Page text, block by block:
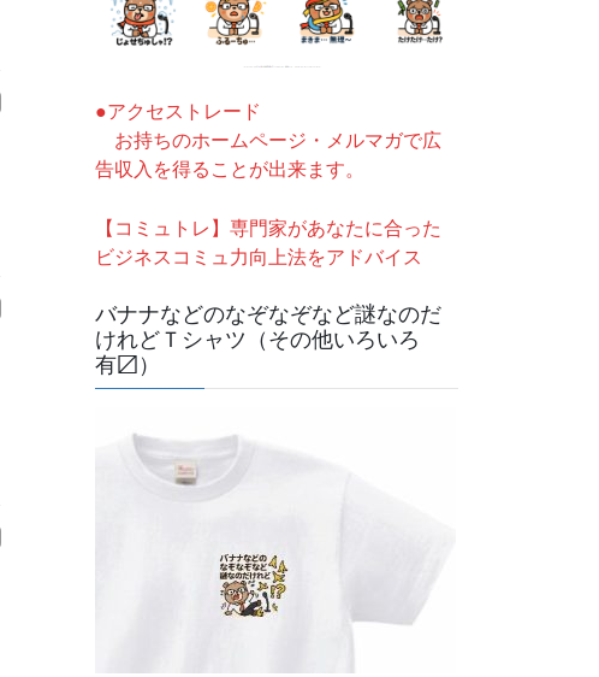
●アクセストレード
お持ちのホームページ・メルマガで広
告収入を得ることが出来ます。
【コミュトレ】専門家があなたに合った
ビジネスコミュ力向上法をアドバイス
バナナなどのなぞなぞなど謎なのだ
けれどＴシャツ（その他いろいろ
有〼）